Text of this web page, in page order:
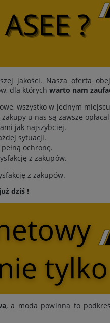
jakości. Nasza oferta
dla których warto nam
wszystko w jednym
u nas są zawsze
jak najszybciej.
sytuacji.
ochronę.
z zakupów.
z zakupów.
dziś !
, a moda powinna to